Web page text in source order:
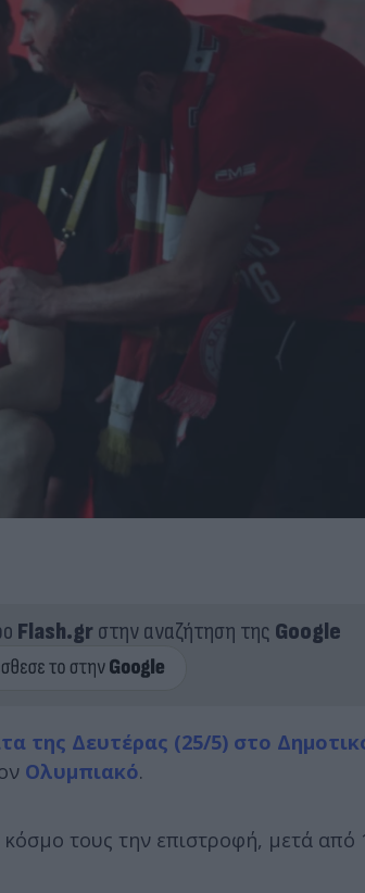
Flash.grστην αναζήτηση της Google
της Δευτέρας (25/5) στο
Ολυμπιακό.
τους την επιστροφή, μετά από